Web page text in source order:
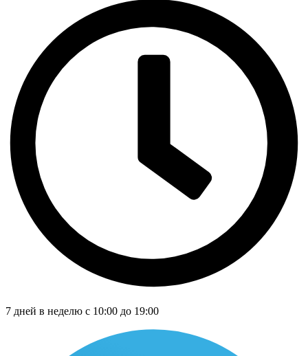
7 дней в неделю с 10:00 до 19:00